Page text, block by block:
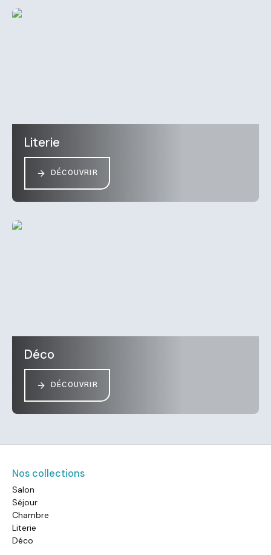
Literie
DÉCOUVRIR
Déco
DÉCOUVRIR
Nos collections
Salon
Séjour
Chambre
Literie
Déco